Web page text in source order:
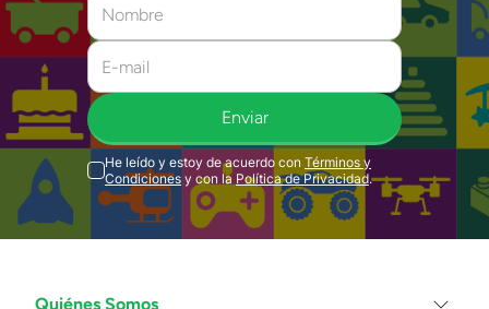
Enviar
He leído y estoy de acuerdo con Términos y
Condiciones y con la Política de Privacidad.
Quiénes Somos